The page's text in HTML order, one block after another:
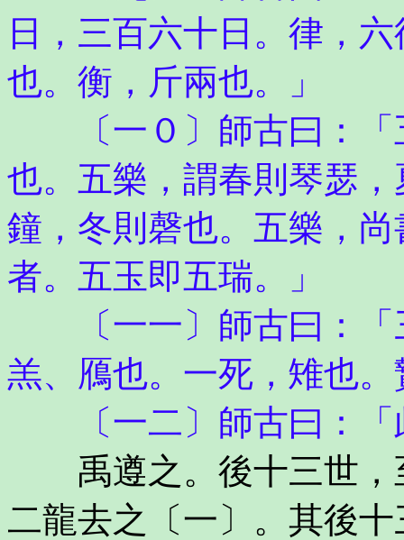
日，三百六十日。律，
也。衡，斤兩也。」
〔一０〕師古曰：「
也。五樂，謂春則琴瑟
鐘，冬則磬也。五樂，
者。五玉即五瑞。」
〔一一〕師古曰：「
羔、鴈也。一死，雉也
〔一二〕師古曰：「
禹遵之。後十三世，
二龍去之〔一〕。其後